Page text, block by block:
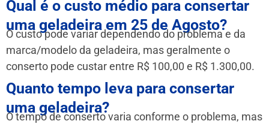
Qual é o custo médio para consertar
uma geladeira em 25 de Agosto?
O custo pode variar dependendo do problema e da
marca/modelo da geladeira, mas geralmente o
conserto pode custar entre R$ 100,00 e R$ 1.300,00.
Quanto tempo leva para consertar
uma geladeira?
O tempo de conserto varia conforme o problema, mas